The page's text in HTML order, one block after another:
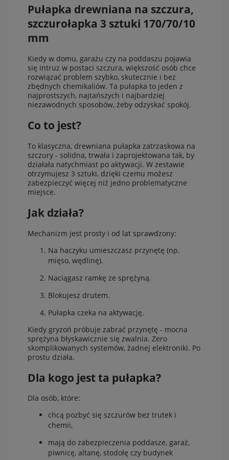
Pułapka drewniana na szczura,
szczurołapka 3 sztuki 170/70/10
mm
Kiedy w domu, garażu czy na poddaszu pojawia
się intruz w postaci szczura, większość osób chce
rozwiązać problem szybko, skutecznie i bez
zbędnych chemikaliów. Ta pułapka to jeden z
najprostszych, najtańszych i najbardziej
niezawodnych sposobów, żeby odzyskać spokój.
Co to jest?
To klasyczna, drewniana pułapka zatrzaskowa na
szczury - solidna, trwała i zaprojektowana tak, by
działała natychmiast po aktywacji. W zestawie
otrzymujesz 3 sztuki, dzięki czemu możesz
zabezpieczyć więcej niż jedno problematyczne
miejsce.
Jak działa?
Mechanizm jest prosty i od lat sprawdzony:
Na haczyku umieszczasz przynętę (np.
mięso, wędlinę).
Naciągasz ramkę ze sprężyną.
Blokujesz drutem.
Pułapka czeka na aktywację.
Kiedy gryzoń próbuje zabrać przynętę - mocna
sprężyna błyskawicznie się zwalnia. Zero
skomplikowanych systemów, żadnej elektroniki. Po
prostu działa.
Dla kogo jest ta pułapka?
Dla osób, które:
chcą pozbyć się szczurów bez trutek i
chemii,
mają do zabezpieczenia poddasze, garaż,
piwnicę, altanę, stodołę czy budynek